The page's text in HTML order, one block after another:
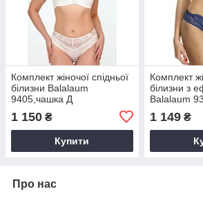
Комплект жіночої спідньої
білизни Balalaum
9405,чашка Д
1 150 ₴
Купити
Комплект
білизни з
Balalaum
1 149₴
Про нас